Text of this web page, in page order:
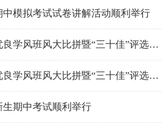
中模拟考试试卷讲解活动顺利举行
计算机学院第七届优良学风班风大比拼暨“三十佳”评选活动总结表彰大会圆满落幕
计算机学院第七届优良学风班风大比拼暨“三十佳”评选活动获奖名单公示
生期中考试顺利举行